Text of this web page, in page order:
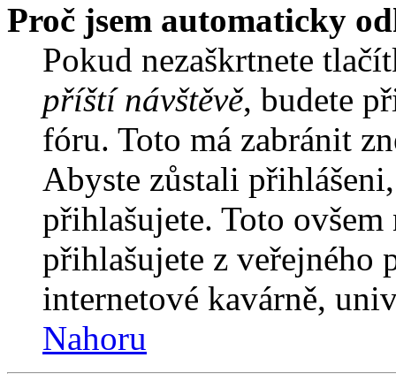
Proč jsem automaticky
Pokud nezaškrtnete
příští návštěvě, budete
fóru. Toto má zabránit
Abyste zůstali
přihlašujete. Toto
přihlašujete z veřejného
internetové kavárně,
Nahoru